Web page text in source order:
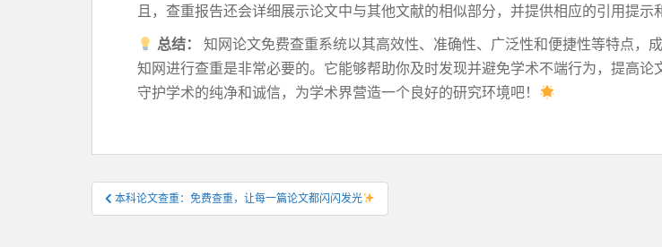
且，查重报告还会详细展示论文中与其他文献的相似部分，并提供相应的引用提示
总结：
知网论文免费查重系统以其高效性、准确性、广泛性和便捷性等特点，
知网进行查重是非常必要的。它能够帮助你及时发现并避免学术不端行为，提高
守护学术的纯净和诚信，为学术界营造一个良好的研究环境吧！
文
章
本科论文查重：免费查重，让每一篇论文都闪闪发光